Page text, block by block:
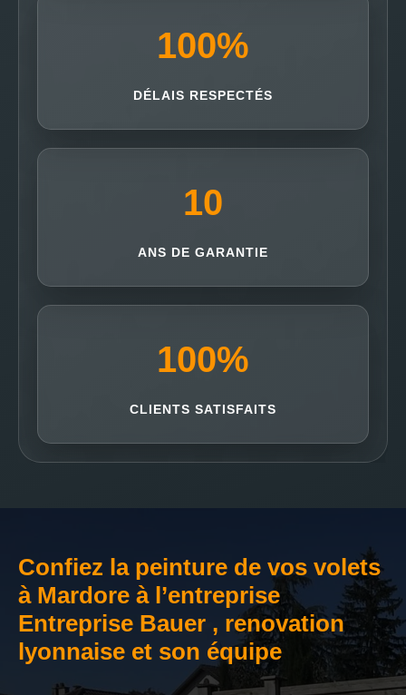
100%
DÉLAIS RESPECTÉS
10
ANS DE GARANTIE
100%
CLIENTS SATISFAITS
Confiez la peinture de vos volets
à Mardore à l’entreprise
Entreprise Bauer , renovation
lyonnaise et son équipe